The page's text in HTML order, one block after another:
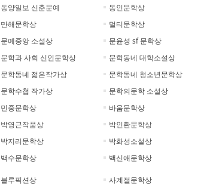
동양일보 신춘문예 동인문학상
만해문학상 멀티문학상
문예중앙 소설상 문윤성 sf 문학상
문학과 사회 신인문학상 문학동네 대학소설상
문학동네 젊은작가상 문학동네 청소년문학상
문학수첩 작가상 문학의문학 소설상
민중문학상 바움문학상
박영근작품상 박인환문학상
박지리문학상 박화성소설상
백수문학상 백신애문학상
블루픽션상 사계절문학상